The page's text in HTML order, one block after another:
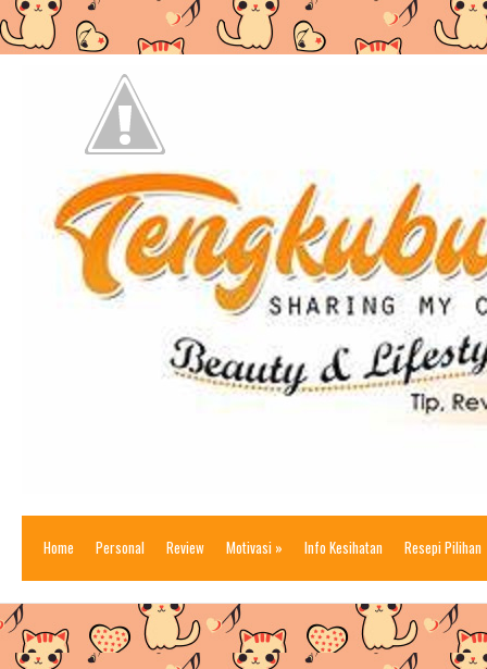
Home Personal Review Motivasi » Info Kesihatan Resepi Pilihan